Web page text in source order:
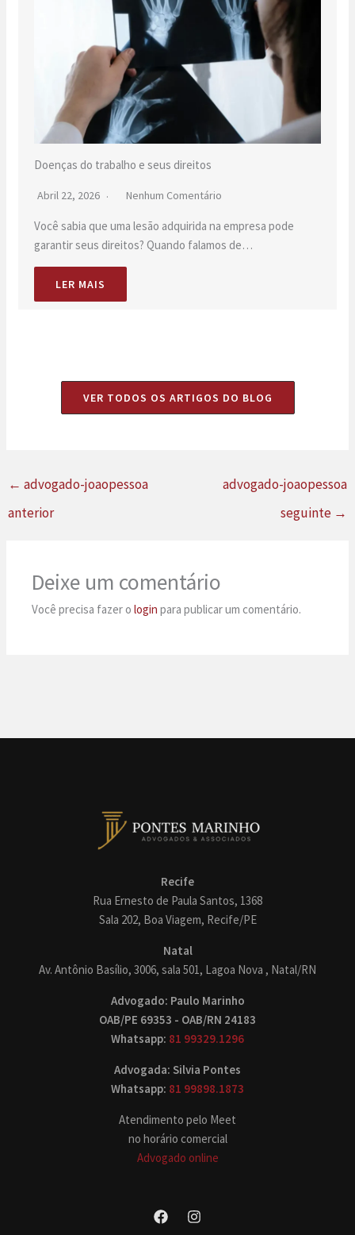
Doenças do trabalho e seus direitos
Abril 22, 2026 Nenhum Comentário
Você sabia que uma lesão adquirida na empresa pode
garantir seus direitos? Quando falamos de…
LER MAIS
VER TODOS OS ARTIGOS DO BLOG
← advogado-joaopessoa
anterior
advogado-joaopessoa
seguinte →
Deixe um comentário
Você precisa fazer ologin para publicar um comentário.
Recife
Rua Ernesto de Paula Santos, 1368
Sala 202, Boa Viagem, Recife/PE
Natal
Av. Antônio Basílio, 3006, sala 501, Lagoa Nova , Natal/RN
Advogado: Paulo Marinho
OAB/PE 69353 - OAB/RN 24183
Whatsapp: 81 99329.1296
Advogada: Silvia Pontes
Whatsapp: 81 99898.1873
Atendimento pelo Meet
no horário comercial
Advogado online